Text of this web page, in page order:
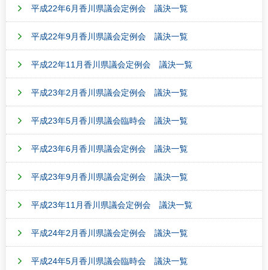
平成22年6月香川県議会定例会 議決一覧
平成22年9月香川県議会定例会 議決一覧
平成22年11月香川県議会定例会 議決一覧
平成23年2月香川県議会定例会 議決一覧
平成23年5月香川県議会臨時会 議決一覧
平成23年6月香川県議会定例会 議決一覧
平成23年9月香川県議会定例会 議決一覧
平成23年11月香川県議会定例会 議決一覧
平成24年2月香川県議会定例会 議決一覧
平成24年5月香川県議会臨時会 議決一覧